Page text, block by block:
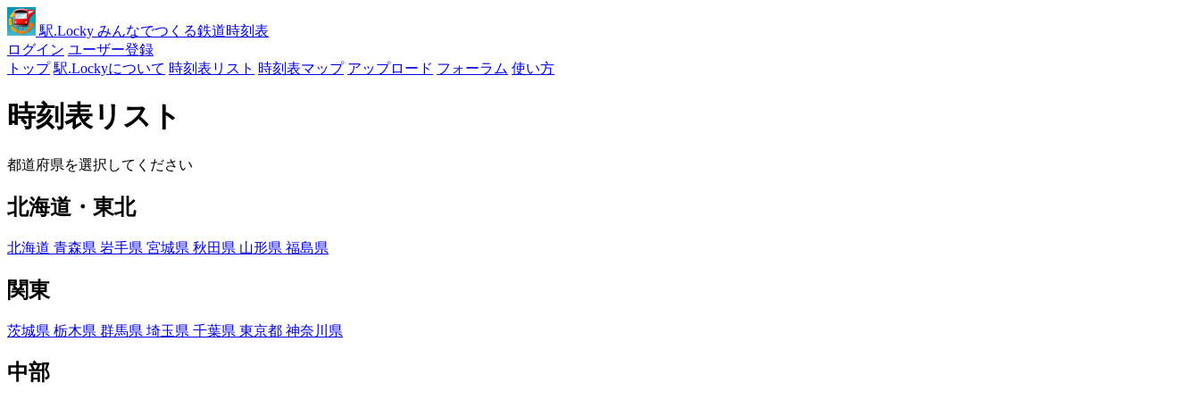
駅.Locky みんなでつくる鉄道時刻表
ログイン ユーザー登録
トップ 駅.Lockyについて 時刻表リスト 時刻表マップ アップロード フォーラム 使い方
時刻表リスト
都道府県を選択してください
北海道・東北
北海道 青森県 岩手県 宮城県 秋田県 山形県 福島県
関東
茨城県 栃木県 群馬県 埼玉県 千葉県 東京都 神奈川県
中部